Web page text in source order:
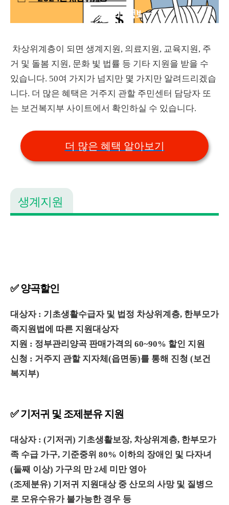
차상위계층이 되면 생계지원, 의료지원, 교육지원, 주
거 및 돌봄 지원, 문화 빛 법률 등 기타 지원을 받을 수
있습니다. 50여 가지가 넘지만 몇 가지만 알려드리겠습
니다. 더 많은 혜택은 거주지 관할 주민센터 담당자 또
는 보건복지부 사이트에서 확인하실 수 있습니다.
더 많은 혜택 알아보기
생계지원
✅ 양곡할인
대상자 : 기초생활수급자 및 법정 차상위계층, 한부모가
족지원법에 따른 지원대상자
지원 : 정부관리양곡 판매가격의 60~90% 할인 지원
신청 : 거주지 관할 지자체(읍면동)를 통해 진청 (보건
복지부)
✅ 기저귀 및 조제분유 지원
대상자 : (기저귀) 기초생활보장, 차상위계층, 한부모가
족 수급 가구, 기준중위 80% 이하의 장애인 및 다자녀
(둘째 이상) 가구의 만 2세 미만 영아
(조제분유) 기저귀 지원대상 중 산모의 사망 및 질병으
로 모유수유가 불가능한 경우 등